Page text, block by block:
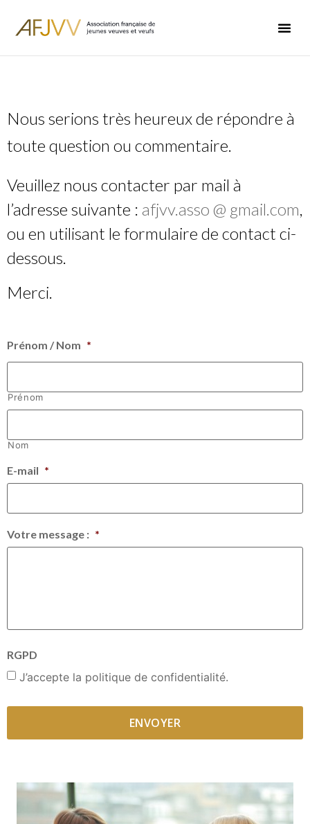
Nous serions très heureux de répondre à
toute question ou commentaire.
Veuillez nous contacter par mail à
l’adresse suivante : afjvv.asso @ gmail.com,
ou en utilisant le formulaire de contact ci-
dessous.
Merci.
Prénom / Nom *
Prénom
Nom
E-mail *
Votre message : *
RGPD
J’accepte la politique de confidentialité.